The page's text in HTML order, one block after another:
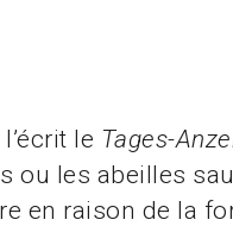
le Tages-
ou les abeilles
en raison de la